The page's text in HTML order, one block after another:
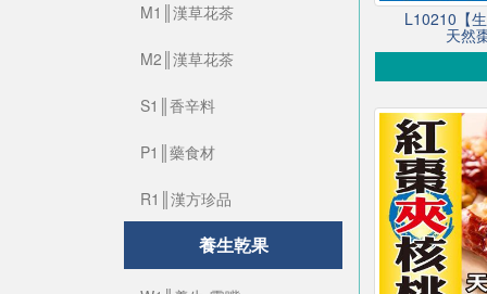
L10210【
天然
M1║漢草花茶
M2║漢草花茶
S1║香辛料
P1║藥食材
R1║漢方珍品
養生乾果